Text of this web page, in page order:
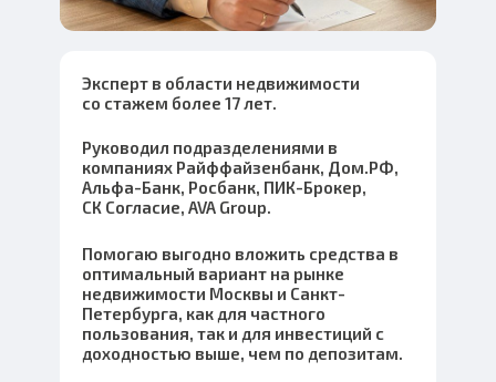
Эксперт в области недвижимости
со стажем более 17 лет.
Помогаю выгодно вложить средства в
оптимальный вариант на рынке
недвижимости Москвы и Санкт-
Петербурга, как для частного
пользования, так и для инвестиций с
доходностью выше, чем по депозитам.
Руководил подразделениями в
компаниях Райффайзенбанк, Дом.РФ,
Альфа-Банк, Росбанк, ПИК-Брокер,
СК Согласие, AVA Group.